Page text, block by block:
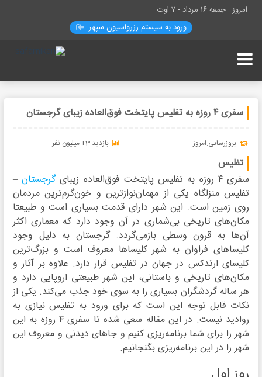
امروز : جمعه 16 مرداد -
۷ اوت
ورود به سیستم رزرواسيون سپهر
سفری ۴ روزه به تفلیس پایتخت فوق‌العاده زیبای گرجستان
بروزرسانی:امروز بازدید 3+ میلیون نفر
تفلیس
سفری ۴ روزه به تفلیس پایتخت فوق‌العاده زیبای
گرجستان–
تفلیس منزلگاه یکی از مهمان‌نواز‌ترین و خون‌گرم‌ترین مردمان
روی زمین است. این شهر دارای قدمت بسیاری است و طبیعتا
مکان‌های تاریخی بی‌شماری در آن وجود دارد که معماری اکثر
آن‌ها به قرون وسطی بازمی‌گردد. گرجستان به دلیل وجود
کلیساهای فراوان به شهر کلیساها معروف است و بزرگ‌ترین
کلیسای ارتدکس در جهان در تفلیس قرار دارد. علاوه بر آثار و
مکان‌های تاریخی و باستانی، این شهر طبیعتی اروپایی دارد و
هر ساله گردشگران بسیاری را به سوی خود جذب می‌کند. یکی از
نکات قابل توجه این است که برای ورود به تفلیس نیازی به
روادید نیست. در این مقاله سعی شده تا سفری ۴ روزه به این
شهر را برای شما برنامه‌ریزی کنیم و جاهای دیدنی و معروف این
شهر را در این برنامه‌ریزی بگنجانیم.